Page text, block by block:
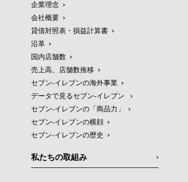
企業理念
会社概要
貸借対照表・損益計算書
沿革
国内店舗数
売上高、店舗数推移
セブン‐イレブンの海外事業
データで見るセブン‐イレブン
セブン‐イレブンの「商品力」
セブン-イレブンの横顔
セブン-イレブンの歴史
私たちの取組み